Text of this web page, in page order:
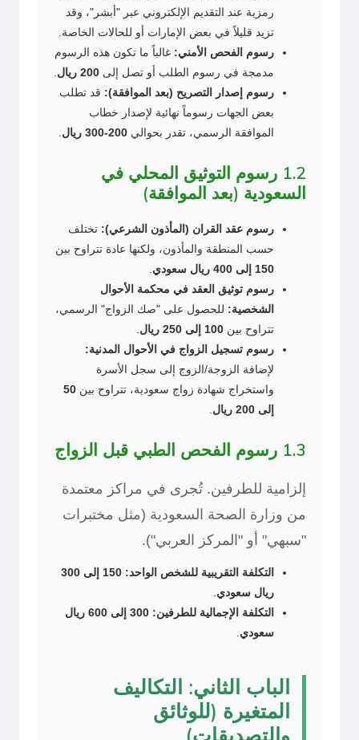
رمزية عند التقديم الإلكتروني عبر "أبشر"، وقد
تزيد قليلاً في بعض الإمارات أو للحالات الخاصة.
رسوم الفحص الأمني: غالباً ما تكون هذه الرسوم
مدمجة في رسوم الطلب أو تصل إلى 200 ريال
رسوم إصدار التصريح (بعد الموافقة): قد تطلب
بعض الجهات رسوماً نهائية لإصدار خطاب
الموافقة الرسمي، تقدر بحوالي 200-300 ريال
1.2 رسوم التوثيق المحلي في
السعودية (بعد الموافقة)
رسوم عقد القران (المأذون الشرعي): تختلف
حسب المنطقة والمأذون، ولكنها عادة تتراوح بين
150 إلى 400 ريال سعودي
رسوم توثيق العقد في محكمة الأحوال
الشخصية: للحصول على "صك الزواج" الرسمي،
تتراوح بين 100 إلى 250 ريال
رسوم تسجيل الزواج في الأحوال المدنية:
لإضافة الزوجة/الزوج إلى سجل الأسرة
واستخراج شهادة زواج سعودية، تتراوح بين 50
إلى 200 ريال
1.3 رسوم الفحص الطبي قبل الزواج
إلزامية للطرفين. تُجرى في مراكز معتمدة
من وزارة الصحة السعودية (مثل مختبرات
"سبهي" أو "المركز العربي").
التكلفة التقريبية للشخص الواحد:
150 إلى 300
ريال سعودي
التكلفة الإجمالية للطرفين:
300 إلى 600 ريال
سعودي
الباب الثاني: التكاليف
المتغيرة (للوثائق
والتصديقات)